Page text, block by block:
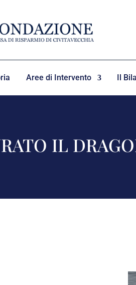
Aree di Intervento Il
IL